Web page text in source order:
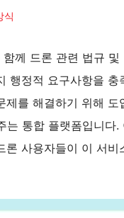
식
께 드론 관련 법규
행정적 요구사항을
를 해결하기 위해 도
는 통합 플랫폼입니
론 사용자들이 이 서